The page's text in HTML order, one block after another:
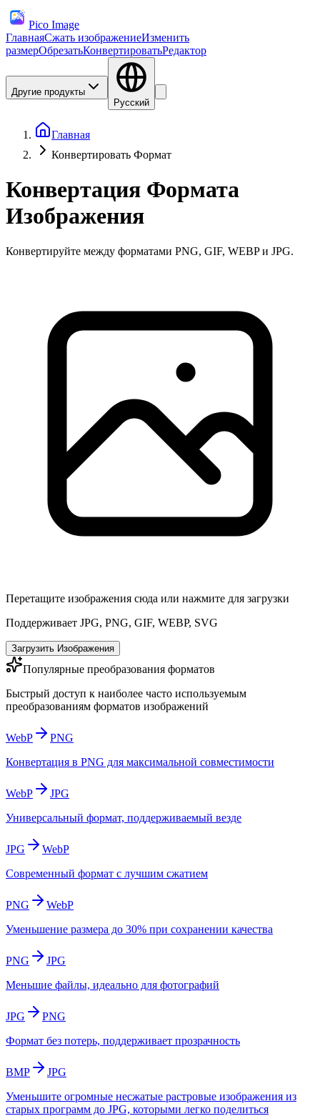
Pico Image
ГлавнаяСжать изображениеИзменить
размерОбрезатьКонвертироватьРедактор
Другие продукты
Русский
Главная
Конвертировать Формат
Конвертация Формата
Изображения
Конвертируйте между форматами PNG, GIF, WEBP и JPG.
Перетащите изображения сюда или нажмите для загрузки
Поддерживает JPG, PNG, GIF, WEBP, SVG
Загрузить Изображения
Популярные преобразования форматов
Быстрый доступ к наиболее часто используемым
преобразованиям форматов изображений
WebP
PNG
Конвертация в PNG для максимальной совместимости
WebP
JPG
Универсальный формат, поддерживаемый везде
JPG
WebP
Современный формат с лучшим сжатием
PNG
WebP
Уменьшение размера до 30% при сохранении качества
PNG
JPG
Меньшие файлы, идеально для фотографий
JPG
PNG
Формат без потерь, поддерживает прозрачность
BMP
JPG
Уменьшите огромные несжатые растровые изображения из
старых программ до JPG, которыми легко поделиться